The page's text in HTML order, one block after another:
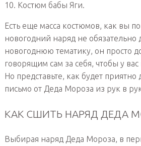
10. Костюм бабы Яги.
Есть еще масса костюмов, как вы
новогодний наряд не обязательно
новогоднюю тематику, он просто
говорящим сам за себя, чтобы у
Но представьте, как будет приятно
письмо от Деда Мороза из рук в
КАК СШИТЬ НАРЯД ДЕДА
Выбирая наряд Деда Мороза, в